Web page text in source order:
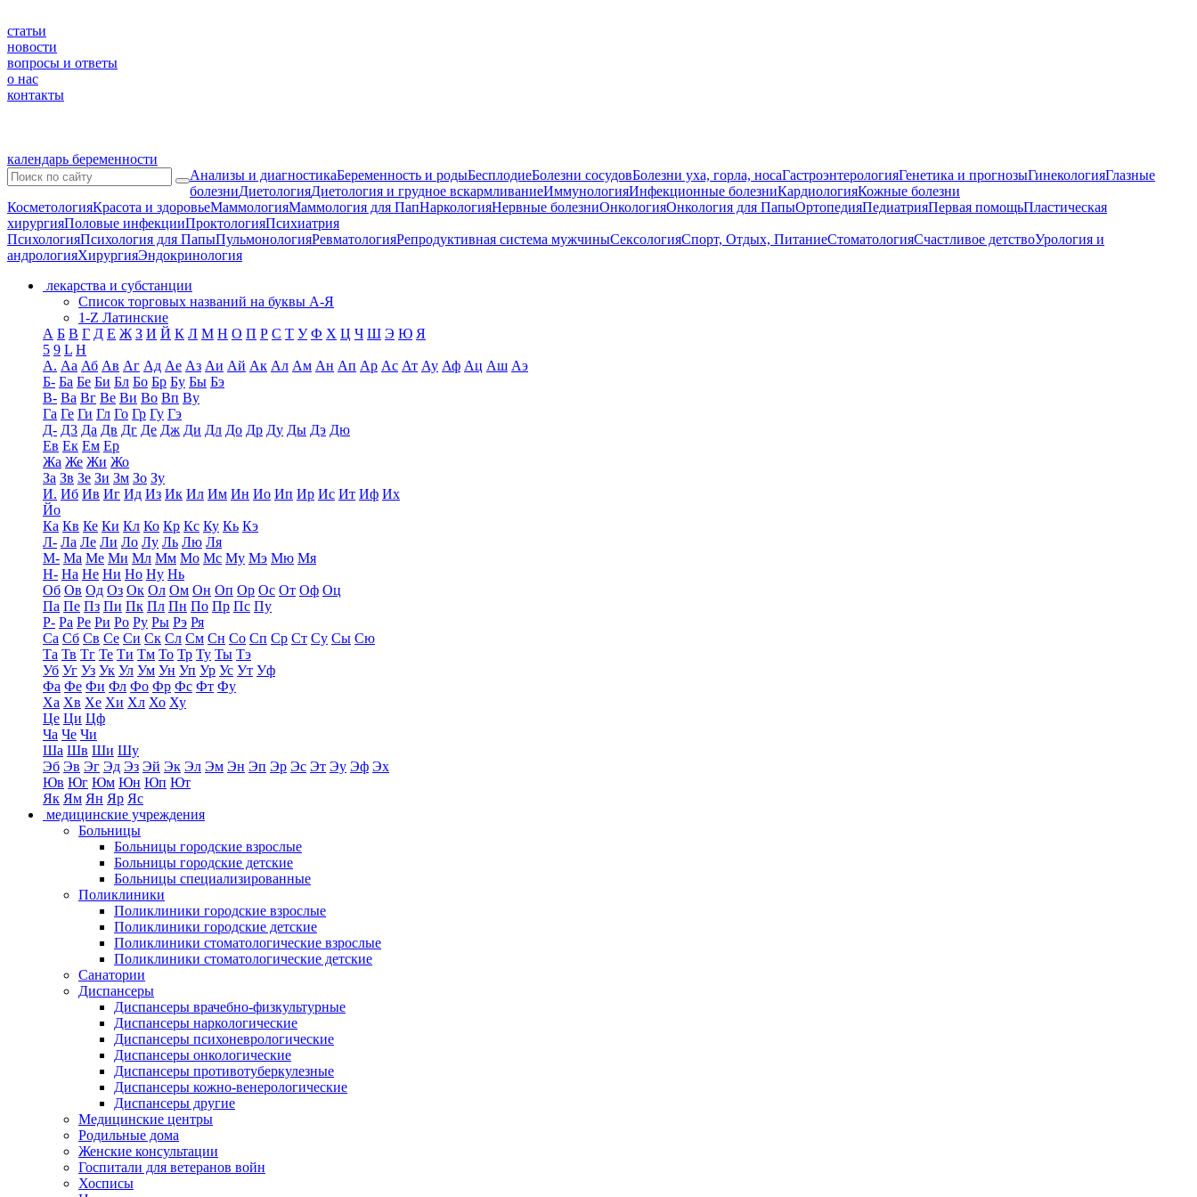
статьи
новости
вопросы и ответы
о нас
контакты
календарь беременности
Анализы и диагностикаБеременность и родыБесплодиеБолезни сосудовБолезни уха, горла, носаГастроэнтерологияГенетика и прогнозыГинекологияГлазные
болезниДиетологияДиетология и грудное вскармливаниеИммунологияИнфекционные болезниКардиологияКожные болезни
КосметологияКрасота и здоровьеМаммологияМаммология для ПапНаркологияНервные болезниОнкологияОнкология для ПапыОртопедияПедиатрияПервая помощьПластическая
хирургияПоловые инфекцииПроктологияПсихиатрия
ПсихологияПсихология для ПапыПульмонологияРевматологияРепродуктивная система мужчиныСексологияСпорт, Отдых, ПитаниеСтоматологияСчастливое детствоУрология и
андрологияХирургияЭндокринология
лекарства и субстанции
Список торговых названий на буквы А-Я
1-Z Латинские
А Б В Г Д Е Ж З И Й К Л М Н О П Р С Т У Ф Х Ц Ч Ш Э Ю Я
5 9 L H
А. Аа Аб Ав Аг Ад Ае Аз Аи Ай Ак Ал Ам Ан Ап Ар Ас Ат Ау Аф Ац Аш Аэ
Б- Ба Бе Би Бл Бо Бр Бу Бы Бэ
В- Ва Вг Ве Ви Во Вп Ву
Га Ге Ги Гл Го Гр Гу Гэ
Д- Д3 Да Дв Дг Де Дж Ди Дл До Др Ду Ды Дэ Дю
Ев Ек Ем Ер
Жа Же Жи Жо
За Зв Зе Зи Зм Зо Зу
И. Иб Ив Иг Ид Из Ик Ил Им Ин Ио Ип Ир Ис Ит Иф Их
Йо
Ка Кв Ке Ки Кл Ко Кр Кс Ку Кь Кэ
Л- Ла Ле Ли Ло Лу Ль Лю Ля
М- Ма Ме Ми Мл Мм Мо Мс Му Мэ Мю Мя
Н- На Не Ни Но Ну Нь
Об Ов Од Оз Ок Ол Ом Он Оп Ор Ос От Оф Оц
Па Пе Пз Пи Пк Пл Пн По Пр Пс Пу
Р- Ра Ре Ри Ро Ру Ры Рэ Ря
Са Сб Св Се Си Ск Сл См Сн Со Сп Ср Ст Су Сы Сю
Та Тв Тг Те Ти Тм То Тр Ту Ты Тэ
Уб Уг Уз Ук Ул Ум Ун Уп Ур Ус Ут Уф
Фа Фе Фи Фл Фо Фр Фс Фт Фу
Ха Хв Хе Хи Хл Хо Ху
Це Ци Цф
Ча Че Чи
Ша Шв Ши Шу
Эб Эв Эг Эд Эз Эй Эк Эл Эм Эн Эп Эр Эс Эт Эу Эф Эх
Юв Юг Юм Юн Юп Ют
Як Ям Ян Яр Яс
медицинские учреждения
Больницы
Больницы городские взрослые
Больницы городские детские
Больницы специализированные
Поликлиники
Поликлиники городские взрослые
Поликлиники городские детские
Поликлиники стоматологические взрослые
Поликлиники стоматологические детские
Санатории
Диспансеры
Диспансеры врачебно-физкультурные
Диспансеры наркологические
Диспансеры психоневрологические
Диспансеры онкологические
Диспансеры противотуберкулезные
Диспансеры кожно-венерологические
Диспансеры другие
Медицинские центры
Родильные дома
Женские консультации
Госпитали для ветеранов войн
Хосписы